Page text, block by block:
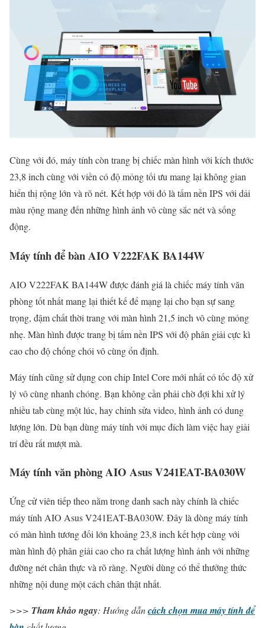
Cùng với đó, máy tính còn trang bị chiếc màn hình với kích thước
23,8 inch cùng với viền có độ mỏng tối ưu mang lại không gian
hiển thị rộng lớn và rõ nét. Kết hợp với đó là tấm nền IPS với dải
màu rộng mang đến những hình ảnh vô cùng sắc nét và sống
động.
Máy tính để bàn AIO V222FAK BA144W
AIO V222FAK BA144W được đánh giá là chiếc máy tính văn
phòng tốt nhất mang lại thiết kế để mạng lại cho bạn sự sang
trọng, đậm chất thời trang với màn hình 21,5 inch vô cùng mỏng
nhẹ. Màn hình được trang bị tấm nền IPS với độ phân giải cực kì
cao cho độ chống chói vô cùng ổn định.
Máy tính cũng sử dụng con chip Intel Core mới nhất có tốc độ xử
lý vô cùng nhanh chóng. Bạn không cần phải chờ đợi khi xử lý
nhiều tab cùng một lúc, hay chỉnh sửa video, hình ảnh có dung
lượng lớn. Dù bạn dùng máy tính với mục đích làm việc hay giải
trí đều rất mượt mà.
Máy tính văn phòng AIO Asus V241EAT-BA030W
Ứng cử viên tiếp theo nằm trong danh sach này chính là chiếc
máy tính AIO Asus V241EAT-BA030W. Đây là dòng máy tính
có màn hình tương đối lớn khoảng 23,8 inch kết hợp cùng với
màn hình độ phân giải cao cho ra chất lượng hình ảnh với những
đường nét chân thực và rõ ràng. Người dùng có thể thưởng thức
những nội dung một cách chân thật nhất.
>>> Tham khảo ngay: Hướng dẫncách chọn mua máy tính để